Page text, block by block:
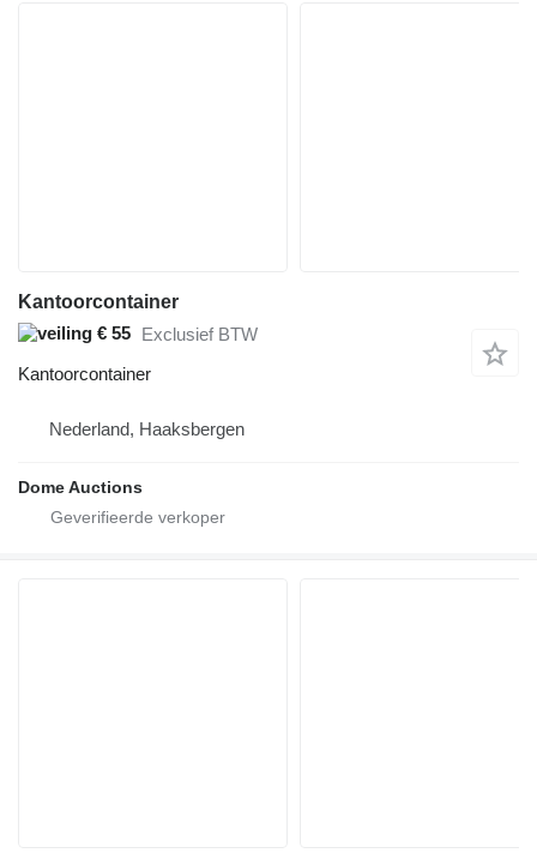
Kantoorcontainer
€ 55 Exclusief BTW
Kantoorcontainer
Nederland, Haaksbergen
Dome Auctions